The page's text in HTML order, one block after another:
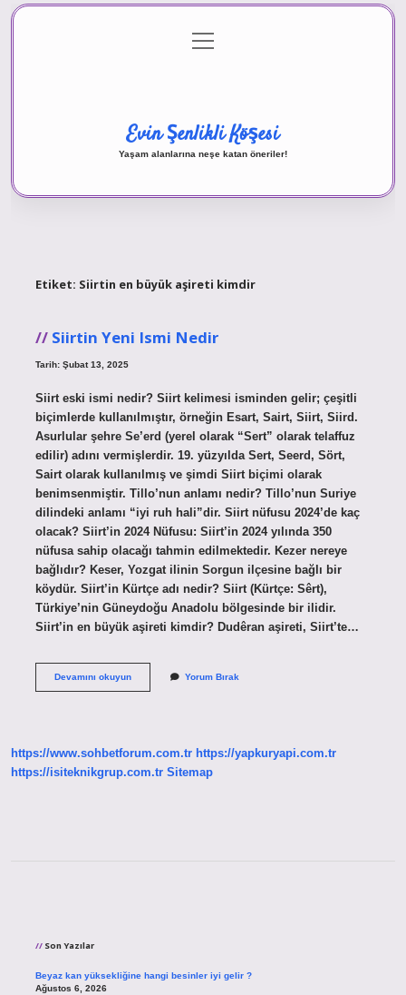
Gizlilik Politikası
menüyü
aç
Evin Şenlikli Köşesi
Yaşam alanlarına neşe katan öneriler!
Etiket: Siirtin en büyük aşireti kimdir
Siirtin Yeni Ismi Nedir
Tarih: Şubat 13, 2025
Siirt eski ismi nedir? Siirt kelimesi isminden gelir; çeşitli
biçimlerde kullanılmıştır, örneğin Esart, Sairt, Siirt, Siird.
Asurlular şehre Se’erd (yerel olarak “Sert” olarak telaffuz
edilir) adını vermişlerdir. 19. yüzyılda Sert, Seerd, Sört,
Sairt olarak kullanılmış ve şimdi Siirt biçimi olarak
benimsenmiştir. Tillo’nun anlamı nedir? Tillo’nun Suriye
dilindeki anlamı “iyi ruh hali”dir. Siirt nüfusu 2024’de kaç
olacak? Siirt’in 2024 Nüfusu: Siirt’in 2024 yılında 350
nüfusa sahip olacağı tahmin edilmektedir. Kezer nereye
bağlıdır? Keser, Yozgat ilinin Sorgun ilçesine bağlı bir
köydür. Siirt’in Kürtçe adı nedir? Siirt (Kürtçe: Sêrt),
Türkiye’nin Güneydoğu Anadolu bölgesinde bir ilidir.
Siirt’in en büyük aşireti kimdir? Dudêran aşireti, Siirt’te…
Devamını okuyunSiirtin
Yorum Bırak
https://www.sohbetforum.com.tr https://yapkuryapi.com.tr
https://isiteknikgrup.com.tr Sitemap
Son Yazılar
Beyaz kan yüksekliğine hangi besinler iyi gelir ?
Ağustos 6, 2026